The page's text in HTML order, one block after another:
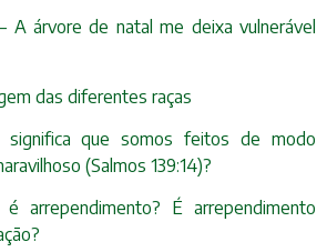
A árvore de natal me deixa vulnerável
das diferentes raças
significa que somos feitos de modo
(Salmos 139:14)?
arrependimento? É arrependimento